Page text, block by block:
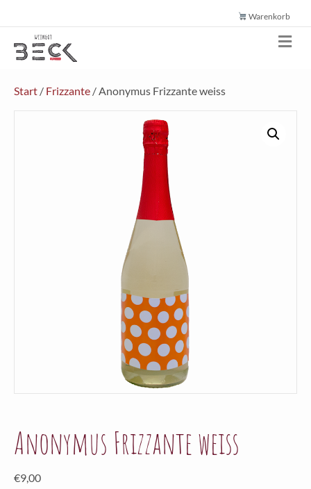
Warenkorb
N
a
Start / Frizzante / Anonymus Frizzante weiss
Anonymus Frizzante weiss
€9,00